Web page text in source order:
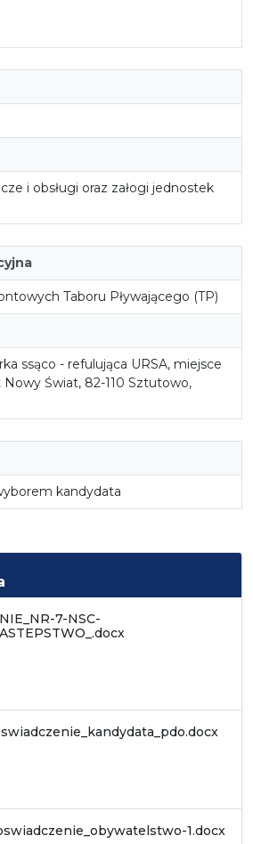
i obsługi oraz załogi jednostek
Taboru Pływającego (TP)
ssąco - refulująca URSA, miejsce
Świat, 82-110 Sztutowo,
kandydata
7-NSC-
1.docx